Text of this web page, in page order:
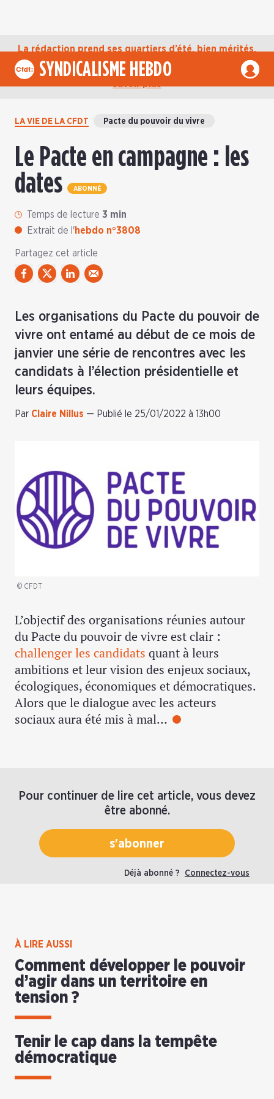
La rédaction prend ses quartiers d’été, bien mérités,
jusqu’au mardi 1er septembre. D’ici là, retrouvez
l’actualité de la CFDT sur notre compte Bluesky. En
SYNDICALISME HEBDO
LA VIE DE LA CFDT Pacte du pouvoir du vivre
Le Pacte en campagne : les
dates
ABONNÉ
Temps de lecture 3 min
Extrait de l'hebdo n°3808
Partagez cet article
Les organisations du Pacte du pouvoir de
vivre ont entamé au début de ce mois de
janvier une série de rencontres avec les
candidats à l’élection présidentielle et
leurs équipes.
Par Claire Nillus — Publié le 25/01/2022 à 13h00
© CFDT
L’objectif des organisations réunies autour
du Pacte du pouvoir de vivre est clair :
challenger les candidats quant à leurs
ambitions et leur vision des enjeux sociaux,
écologiques, économiques et démocratiques.
Alors que le dialogue avec les acteurs
sociaux aura été mis à mal…
Pour continuer de lire cet article, vous devez
être abonné.
s'abonner
Déjà abonné ? Connectez-vous
À LIRE AUSSI
Comment développer le pouvoir
d’agir dans un territoire en
tension ?
Tenir le cap dans la tempête
démocratique